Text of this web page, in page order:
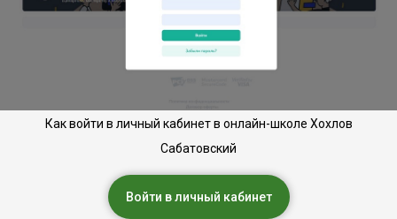
Как войти в личный кабинет в онлайн-школе Хохлов
Сабатовский
Войти в личный кабинет